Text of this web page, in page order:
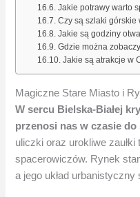
Jakie potrawy warto
Czy są szlaki górskie
Jakie są godziny
Gdzie można
Jakie są atrakcje w
Magiczne Stare Miasto i
W sercu Bielska-Białej
przenosi nas w czasie do
uliczki oraz urokliwe
spacerowiczów. Rynek
a jego układ